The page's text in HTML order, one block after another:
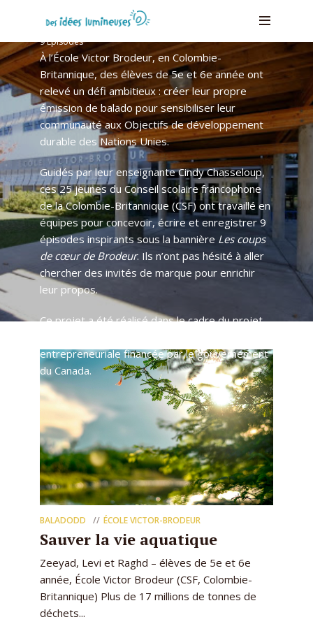
École Victor-Brodeur
9 Épisodes
À l’École Victor Brodeur, en Colombie-
Britannique, des élèves de 5e et 6e année ont
relevé un défi ambitieux : créer leur propre
émission de balado pour sensibiliser leur
communauté aux Objectifs de développement
durable des Nations Unies.
Guidés par leur enseignante Cindy Chasseloup,
ces 25 jeunes du Conseil scolaire francophone
de la Colombie-Britannique (CSF) ont travaillé en
équipes pour concevoir, écrire et enregistrer 9
épisodes inspirants sous la bannière Les coups
de cœur de Brodeur. Ils n’ont pas hésité à aller
chercher des invités de marque pour enrichir
leur propos.
Ce projet a été réalisé dans le cadre du projet
entrepreneuriale financée par le gouvernement
du Canada.
BALADODD ÉCOLE VICTOR-BRODEUR
Sauver la vie aquatique
Zeeyad, Levi et Raghd – élèves de 5e et 6e
année, École Victor Brodeur (CSF, Colombie-
Britannique) Plus de 17 millions de tonnes de
déchets...